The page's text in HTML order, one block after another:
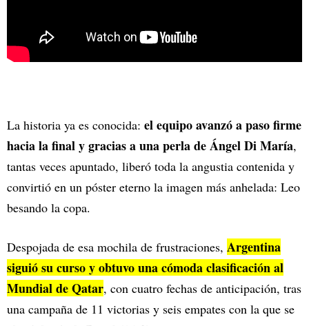
La historia ya es conocida: el equipo avanzó a paso firme
hacia la final y gracias a una perla de Ángel Di María,
tantas veces apuntado, liberó toda la angustia contenida y
convirtió en un póster eterno la imagen más anhelada: Leo
besando la copa.
Despojada de esa mochila de frustraciones, Argentina
siguió su curso y obtuvo una cómoda clasificación al
Mundial de Qatar, con cuatro fechas de anticipación, tras
una campaña de 11 victorias y seis empates con la que se